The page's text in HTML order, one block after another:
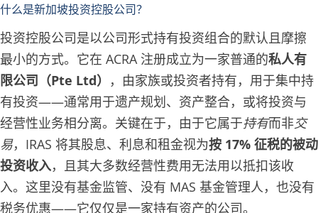
什么是新加坡投资控股公司？
投资控股公司是以公司形式持有投资组合的默认且摩擦
最小的方式。它在 ACRA 注册成立为一家普通的私人有
限公司（Pte Ltd） ，由家族或投资者持有，用于集中持
有投资——通常用于遗产规划、资产整合，或将投资与
经营性业务相分离。关键在于，由于它属于持有而非交
易，IRAS 将其股息、利息和租金视为按 17% 征税的被动
投资收入，且其大多数经营性费用无法用以抵扣该收
入。这里没有基金监管、没有 MAS 基金管理人，也没有
税务优惠——它仅仅是一家持有资产的公司。